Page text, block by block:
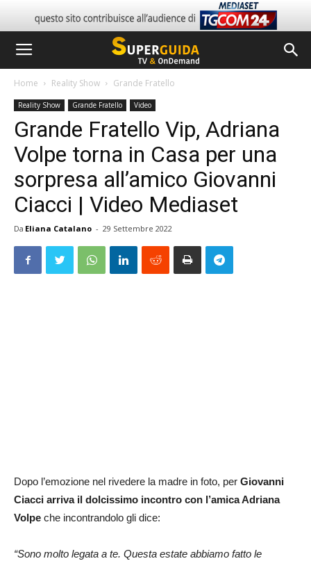
Home Reality Show Grande Fratello
Reality Show Grande Fratello Video
Grande Fratello Vip, Adriana
Volpe torna in Casa per una
sorpresa all’amico Giovanni
Ciacci | Video Mediaset
Da Eliana Catalano - 29 Settembre 2022
Dopo l’emozione nel rivedere la madre in foto, per Giovanni
Ciacci arriva il dolcissimo incontro con l’amica Adriana
Volpe che incontrandolo gli dice:
“Sono molto legata a te. Questa estate abbiamo fatto le